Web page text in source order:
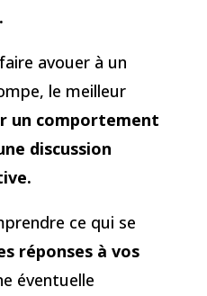
avouer à un
le meilleur
un comportement
discussion
ce qui se
réponses à vos
éventuelle